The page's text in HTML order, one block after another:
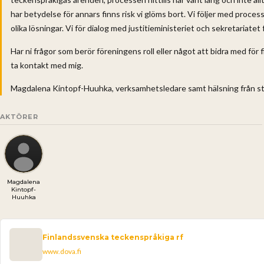
har betydelse för annars finns risk vi glöms bort. Vi följer med
olika lösningar. Vi för dialog med justitieministeriet och
Har ni frågor som berör föreningens roll eller något att bidra med
ta kontakt med mig.
Magdalena Kintopf-Huuhka, verksamhetsledare samt hälsning från
AKTÖRER
Magdalena
Kintopf-
Huuhka
Finlandssvenska teckenspråkiga rf
www.dova.fi